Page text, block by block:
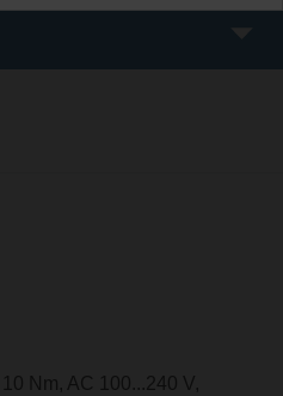
Nm, AC 100...240 V,